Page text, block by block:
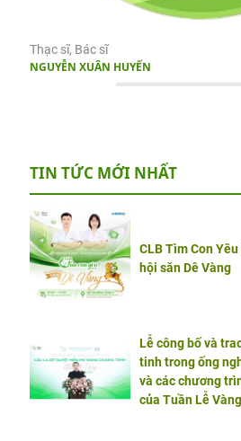
Thạc sĩ, Bác sĩ
NGUYỄN XUÂN HUYẾN
TIN TỨC MỚI NHẤT
CLB Tìm Con
hội săn Dê Vàng
Lễ công bố và
tinh trong ống
và các chương
của Tuần Lễ